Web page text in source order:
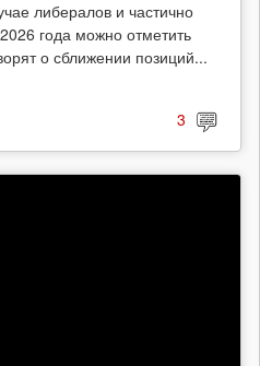
либералов и частично
года можно отметить
о сближении позиций...
3